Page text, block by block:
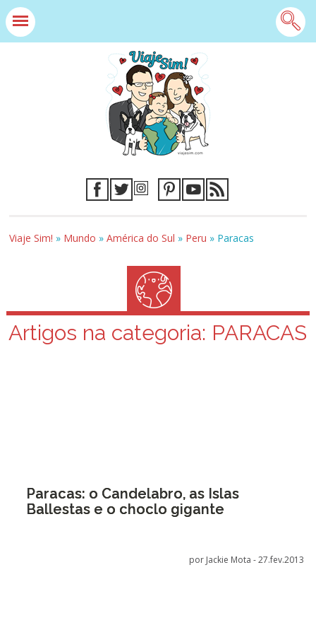
Viaje Sim! » Mundo »América do Sul » Peru » Paracas
Artigos na categoria: PARACAS
Paracas: o Candelabro, as Islas
Ballestas e o choclo gigante
por Jackie Mota -27.fev.2013